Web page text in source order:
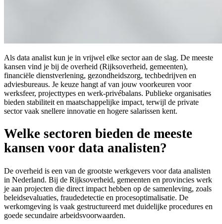
Als data analist kun je in vrijwel elke sector aan de slag. De meeste
kansen vind je bij de overheid (Rijksoverheid, gemeenten),
financiële dienstverlening, gezondheidszorg, techbedrijven en
adviesbureaus. Je keuze hangt af van jouw voorkeuren voor
werksfeer, projecttypes en werk-privébalans. Publieke organisaties
bieden stabiliteit en maatschappelijke impact, terwijl de private
sector vaak snellere innovatie en hogere salarissen kent.
Welke sectoren bieden de meeste
kansen voor data analisten?
De overheid is een van de grootste werkgevers voor data analisten
in Nederland. Bij de Rijksoverheid, gemeenten en provincies werk
je aan projecten die direct impact hebben op de samenleving, zoals
beleidsevaluaties, fraudedetectie en procesoptimalisatie. De
werkomgeving is vaak gestructureerd met duidelijke procedures en
goede secundaire arbeidsvoorwaarden.